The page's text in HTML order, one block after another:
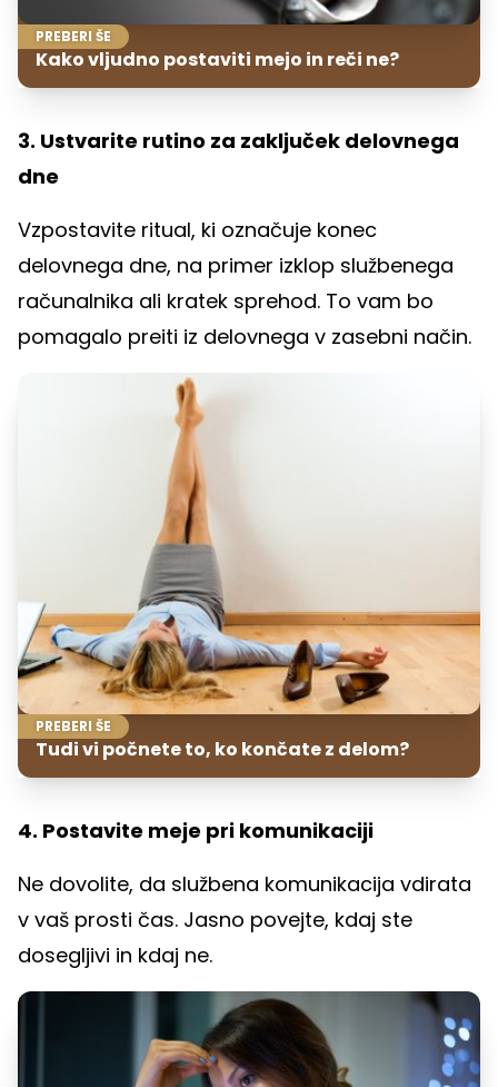
PREBERI ŠE
Kako vljudno postaviti mejo in reči ne?
3. Ustvarite rutino za zaključek delovnega
dne
Vzpostavite ritual, ki označuje konec
delovnega dne, na primer izklop službenega
računalnika ali kratek sprehod. To vam bo
pomagalo preiti iz delovnega v zasebni način.
PREBERI ŠE
Tudi vi počnete to, ko končate z delom?
4. Postavite meje pri komunikaciji
Ne dovolite, da službena komunikacija vdirata
v vaš prosti čas. Jasno povejte, kdaj ste
dosegljivi in kdaj ne.